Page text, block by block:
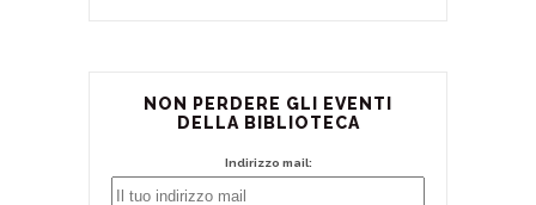
NON PERDERE GLI EVENTI
DELLA BIBLIOTECA
Indirizzo mail: